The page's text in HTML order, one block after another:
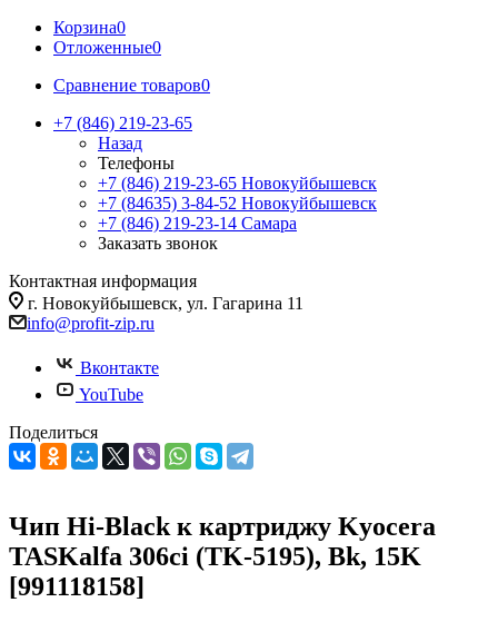
Корзина0
Отложенные0
Сравнение товаров0
+7 (846) 219-23-65
Назад
Телефоны
+7 (846) 219-23-65 Новокуйбышевск
+7 (84635) 3-84-52 Новокуйбышевск
+7 (846) 219-23-14 Самара
Заказать звонок
Контактная информация
г. Новокуйбышевск, ул. Гагарина 11
info@profit-zip.ru
Вконтакте
YouTube
Поделиться
Чип Hi-Black к картриджу Kyocera
TASKalfa 306ci (TK-5195), Bk, 15K
[991118158]